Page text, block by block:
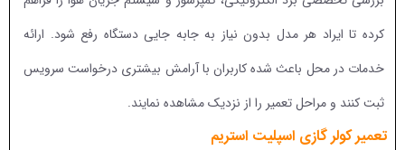
کرده تا ایراد هر مدل بدون نیاز به جابه جایی دستگاه رفع شود. ارائه
خدمات در محل باعث شده کاربران با آرامش بیشتری درخواست سرویس
ثبت کنند و مراحل تعمیر را از نزدیک مشاهده نمایند.
تعمیر کولر گازی اسپلیت استریم